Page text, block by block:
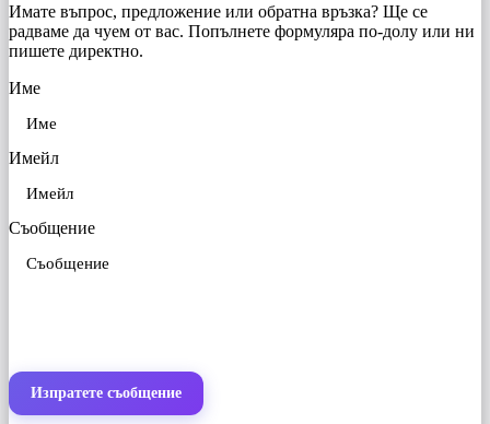
Имате въпрос, предложение или обратна връзка? Ще се
радваме да чуем от вас. Попълнете формуляра по-долу или ни
пишете директно.
Име
Имейл
Съобщение
Изпратете съобщение